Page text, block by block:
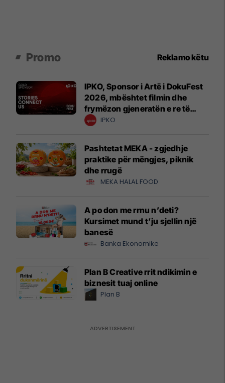
Promo Reklamo këtu
IPKO, Sponsor i Artë i DokuFest
2026, mbështet filmin dhe
frymëzon gjeneratën e re të
krijuesve
IPKO
Pashtetat MEKA - zgjedhje
praktike për mëngjes, piknik
dhe rrugë
MEKA HALAL FOOD
A po don me rrnu n’deti?
Kursimet mund t’ju sjellin një
banesë
Banka Ekonomike
Plan B Creative rrit ndikimin e
biznesit tuaj online
Plan B